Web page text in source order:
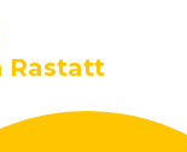
Rastatt